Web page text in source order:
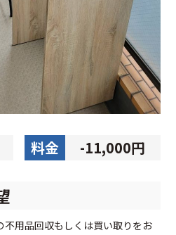
料金 -11,000円
用品回収もしくは買い取りをお